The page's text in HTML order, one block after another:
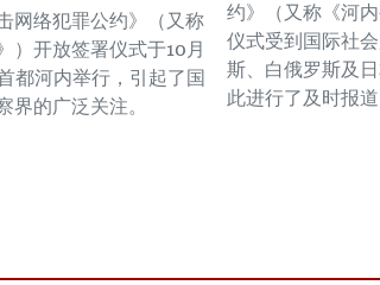
网络犯罪公约》（又称
）开放签署仪式于10月
都河内举行，引起了国
界的广泛关注。
约》（又称《河
仪式受到国际社
斯、白俄罗斯及
此进行了及时报道